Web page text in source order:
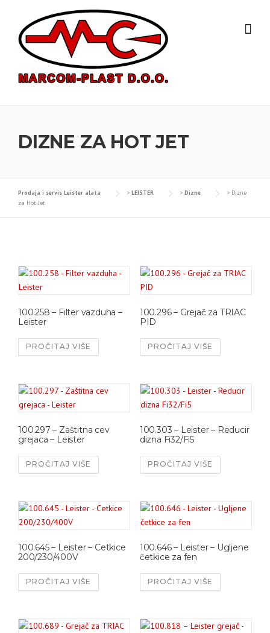
content
DIZNE ZA HOT JET
Prodaja i servis Leister alata > LEISTER > Dizne > Dizne
za Hot Jet
100.258 – Filter vazduha –
Leister
PROČITAJ VIŠE
100.296 – Grejač za TRIAC
PID
PROČITAJ VIŠE
100.297 – Zaštitna cev
grejaca – Leister
PROČITAJ VIŠE
100.303 – Leister – Reducir
dizna Fi32/Fi5
PROČITAJ VIŠE
100.645 – Leister – Cetkice
200/230/400V
PROČITAJ VIŠE
100.646 – Leister – Ugljene
četkice za fen
PROČITAJ VIŠE